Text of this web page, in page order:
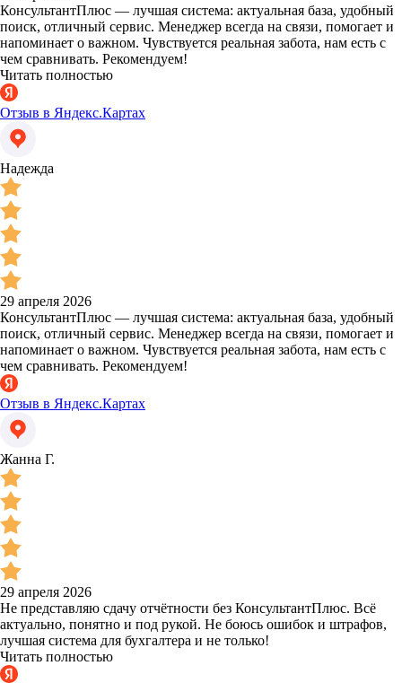
КонсультантПлюс — лучшая система: актуальная база, удобный
поиск, отличный сервис. Менеджер всегда на связи, помогает и
напоминает о важном. Чувствуется реальная забота, нам есть с
чем сравнивать. Рекомендуем!
Читать полностью
Отзыв в Яндекс.Картах
Надежда
29 апреля 2026
КонсультантПлюс — лучшая система: актуальная база, удобный
поиск, отличный сервис. Менеджер всегда на связи, помогает и
напоминает о важном. Чувствуется реальная забота, нам есть с
чем сравнивать. Рекомендуем!
Отзыв в Яндекс.Картах
Жанна Г.
29 апреля 2026
Не представляю сдачу отчётности без КонсультантПлюс. Всё
актуально, понятно и под рукой. Не боюсь ошибок и штрафов,
лучшая система для бухгалтера и не только!
Читать полностью